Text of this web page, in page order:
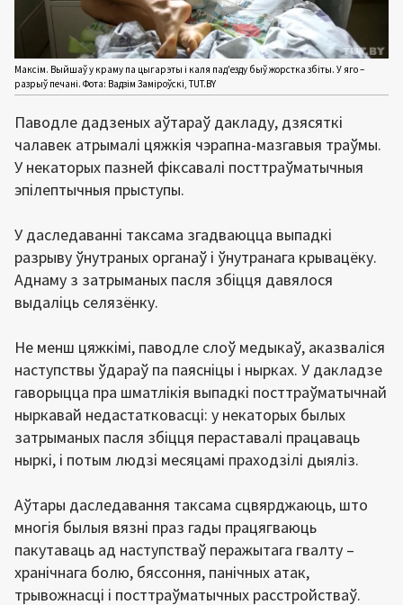
Максім. Выйшаў у краму па цыгарэты і каля пад'езду быў жорстка збіты. У яго –
разрыў печані. Фота: Вадзім Заміроўскі, TUT.BY
Паводле дадзеных аўтараў дакладу, дзясяткі
чалавек атрымалі цяжкія чэрапна-мазгавыя траўмы.
У некаторых пазней фіксавалі посттраўматычныя
эпілептычныя прыступы.
У даследаванні таксама згадваюцца выпадкі
разрыву ўнутраных органаў і ўнутранага крывацёку.
Аднаму з затрыманых пасля збіцця давялося
выдаліць селязёнку.
Не менш цяжкімі, паводле слоў медыкаў, аказваліся
наступствы ўдараў па паясніцы і нырках. У дакладзе
гаворыцца пра шматлікія выпадкі посттраўматычнай
ныркавай недастатковасці: у некаторых былых
затрыманых пасля збіцця пераставалі працаваць
ныркі, і потым людзі месяцамі праходзілі дыяліз.
Аўтары даследавання таксама сцвярджаюць, што
многія былыя вязні праз гады працягваюць
пакутаваць ад наступстваў перажытага гвалту –
хранічнага болю, бяссоння, панічных атак,
трывожнасці і посттраўматычных расстройстваў.